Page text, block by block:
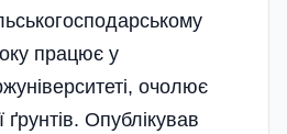
працює у
очолює
Опублікував